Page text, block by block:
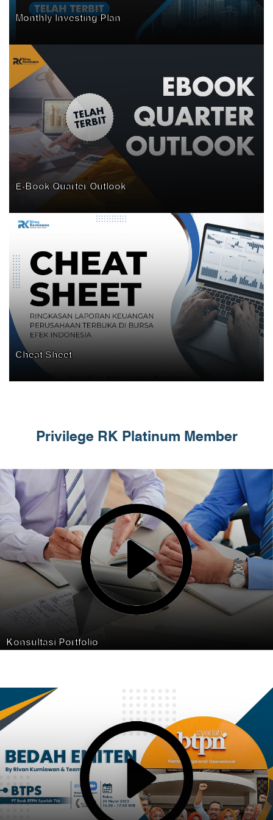
Monthly Investing Plan
E-Book Quarter Outlook
Cheat Sheet
Privilege RK Platinum Member
Konsultasi Portfolio